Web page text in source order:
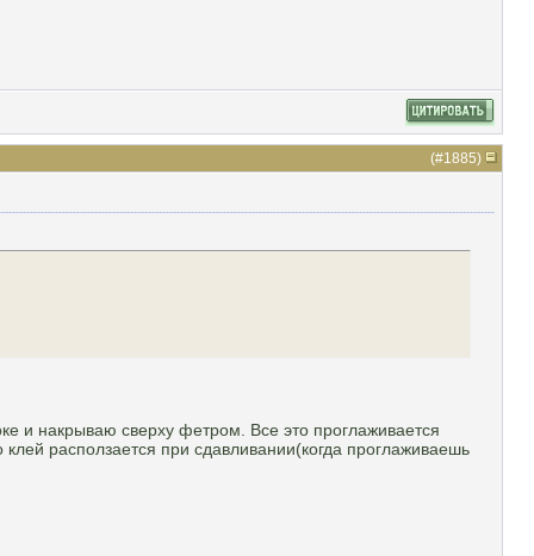
(#1885)
и накрываю сверху фетром. Все это проглаживается
расползается при сдавливании(когда проглаживаешь